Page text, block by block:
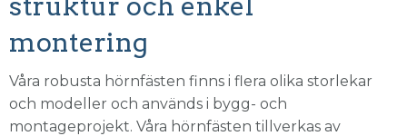
montering
Våra robusta hörnfästen finns i flera olika storlekar
och modeller och används i bygg- och
montageprojekt. Våra hörnfästen tillverkas av